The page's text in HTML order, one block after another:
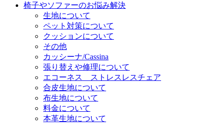
椅子やソファーのお悩み解決
生地について
ペット対策について
クッションについて
その他
カッシーナ/Cassina
張り替えや修理について
エコーネス ストレスレスチェア
合皮生地について
布生地について
料金について
本革生地について